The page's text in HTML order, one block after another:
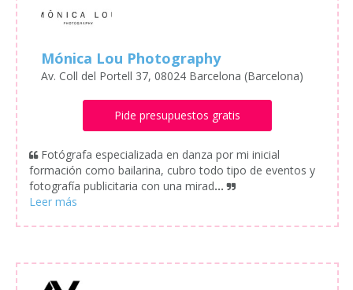
Mónica Lou Photography
Av. Coll del Portell 37, 08024 Barcelona (Barcelona)
Pide presupuestos gratis
Fotógrafa especializada en danza por mi inicial
formación como bailarina, cubro todo tipo de eventos y
fotografía publicitaria con una mirad...